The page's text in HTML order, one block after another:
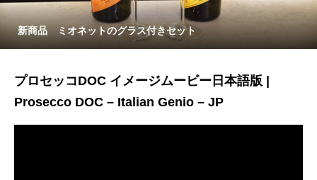
新商品 ミオネットのグラス付きセット
プロセッコDOC イメージムービー日本語版 |
Prosecco DOC – Italian Genio – JP